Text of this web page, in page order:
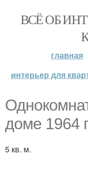
ВСЁ ОБ
главная
интерьер для
доме 1964
5 кв. м.